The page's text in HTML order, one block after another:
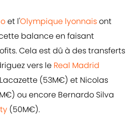
et l'Olympique lyonnaisont
balance en faisant
Cela est dû à des transferts
vers le Real Madrid
(53M€) et Nicolas
ou encore Bernardo Silva
(50M€).